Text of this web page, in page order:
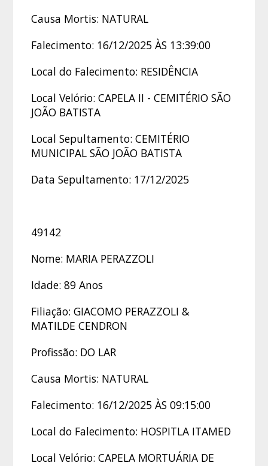
Causa Mortis: NATURAL
Falecimento: 16/12/2025 ÀS 13:39:00
Local do Falecimento: RESIDÊNCIA
Local Velório: CAPELA II - CEMITÉRIO SÃO
JOÃO BATISTA
Local Sepultamento: CEMITÉRIO
MUNICIPAL SÃO JOÃO BATISTA
Data Sepultamento: 17/12/2025
49142
Nome: MARIA PERAZZOLI
Idade: 89 Anos
Filiação: GIACOMO PERAZZOLI &
MATILDE CENDRON
Profissão: DO LAR
Causa Mortis: NATURAL
Falecimento: 16/12/2025 ÀS 09:15:00
Local do Falecimento: HOSPITLA ITAMED
Local Velório: CAPELA MORTUÁRIA DE